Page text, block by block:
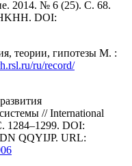
2014. № 6 (25). С. 68.
DOI:
теории, гипотезы М. :
ru/record/
// International
1284–1299. DOI:
QQYIJP. URL: